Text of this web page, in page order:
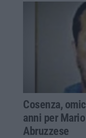
Cosenza,
anni per
Abruzzese